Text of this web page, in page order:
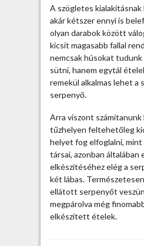
e
t
e
s
s
e
r
n
y
ő
r
ő
l
t
u
d
i
A szögletes
akár kétszer ennyi is
olyan darabok között
kicsit magasabb fallal
nemcsak húsokat tudunk
sütni, hanem egytál
remekül alkalmas lehet a
serpenyő.
Arra viszont számítanunk
tűzhelyen feltehetőleg
helyet fog elfoglalni, mint
társai, azonban általában
elkészítéséhez elég a
két lábas.
ellátott serpenyőt
megpárolva még
elkészített ételek.